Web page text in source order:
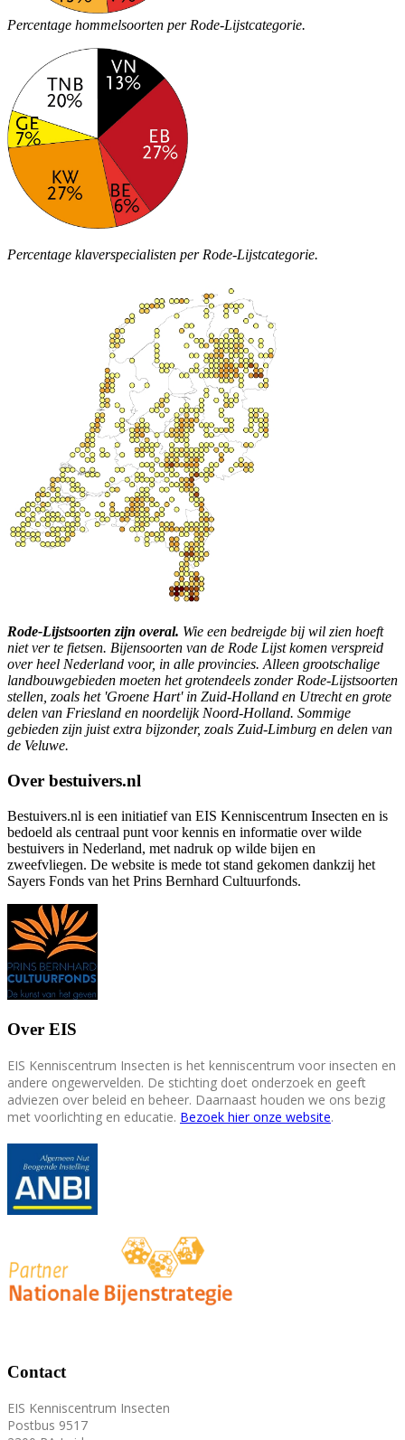
Percentage hommelsoorten per Rode-Lijstcategorie.
Percentage klaverspecialisten per Rode-Lijstcategorie.
Rode-Lijstsoorten zijn overal. Wie een bedreigde bij wil zien hoeft
niet ver te fietsen. Bijensoorten van de Rode Lijst komen verspreid
over heel Nederland voor, in alle provincies. Alleen grootschalige
landbouwgebieden moeten het grotendeels zonder Rode-Lijstsoorten
stellen, zoals het 'Groene Hart' in Zuid-Holland en Utrecht en grote
delen van Friesland en noordelijk Noord-Holland. Sommige
gebieden zijn juist extra bijzonder, zoals Zuid-Limburg en delen van
de Veluwe.
Over bestuivers.nl
Bestuivers.nl is een initiatief van EIS Kenniscentrum Insecten en is
bedoeld als centraal punt voor kennis en informatie over wilde
bestuivers in Nederland, met nadruk op wilde bijen en
zweefvliegen. De website is mede tot stand gekomen dankzij het
Sayers Fonds van het Prins Bernhard Cultuurfonds.
Over EIS
EIS Kenniscentrum Insecten is het kenniscentrum voor insecten en
andere ongewervelden. De stichting doet onderzoek en geeft
adviezen over beleid en beheer. Daarnaast houden we ons bezig
met voorlichting en educatie. Bezoek hier onze website.
Contact
EIS Kenniscentrum Insecten
Postbus 9517